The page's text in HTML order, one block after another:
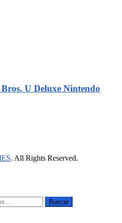
U Deluxe Nintendo
. All Rights Reserved.
Buscar